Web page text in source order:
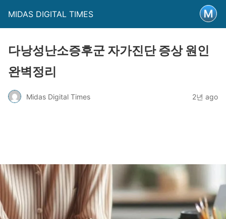
MIDAS DIGITAL TIMES
다낭성난소증후군 자가진단 증상 원인
완벽정리
Midas Digital Times 2년 ago